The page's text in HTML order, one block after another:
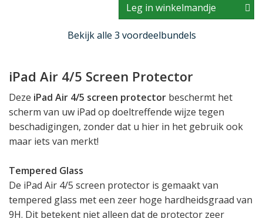
Leg in winkelmandje
Bekijk alle 3 voordeelbundels
iPad Air 4/5 Screen Protector
Deze iPad Air 4/5 screen protector beschermt het
scherm van uw iPad op doeltreffende wijze tegen
beschadigingen, zonder dat u hier in het gebruik ook
maar iets van merkt!
Tempered Glass
De iPad Air 4/5 screen protector is gemaakt van
tempered glass met een zeer hoge hardheidsgraad van
9H. Dit betekent niet alleen dat de protector zeer